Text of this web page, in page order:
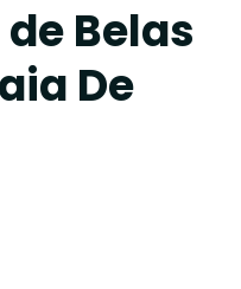
Belas
De